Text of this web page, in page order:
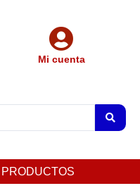
Mi cuenta